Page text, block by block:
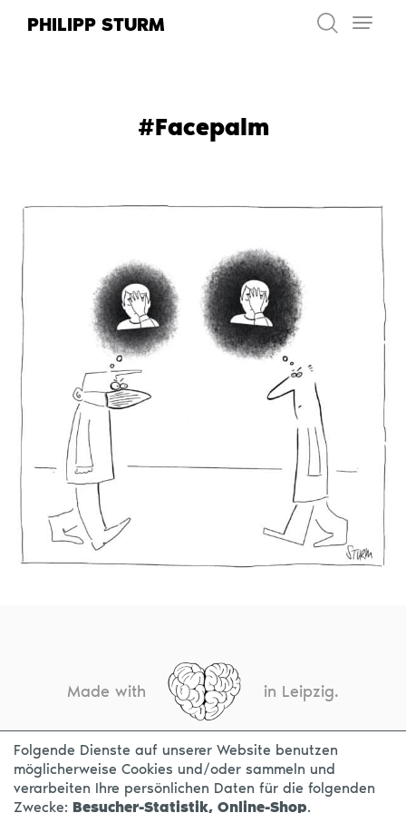
InhaltPHILIPP STURM
#Facepalm
Made with in Leipzig.
KONTAKT IMPRESSUM DATENSCHUTZ
Folgende Dienste auf unserer Website benutzen
möglicherweise Cookies und/oder sammeln und
verarbeiten Ihre persönlichen Daten für die folgenden
Zwecke: Besucher-Statistik, Online-Shop.